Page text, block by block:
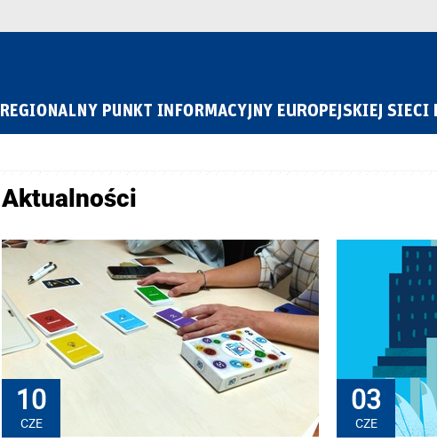
Aktualności
10
CZE
03
CZE